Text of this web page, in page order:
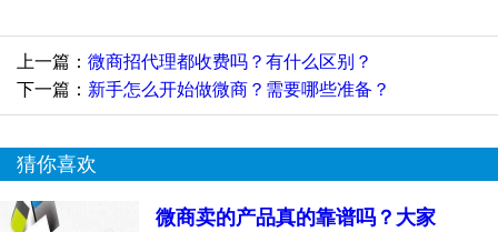
上一篇： 微商招代理都收费吗？有什么区别？
下一篇： 新手怎么开始做微商？需要哪些准备？
猜你喜欢
微商卖的产品真的靠谱吗？大家